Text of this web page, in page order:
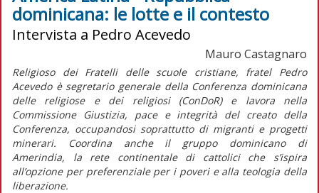
dominicana: le lotte e il contesto
Intervista a Pedro Acevedo
Mauro Castagnaro
Religioso dei Fratelli delle scuole cristiane, fratel Pedro
Acevedo è segretario generale della Conferenza dominicana
delle religiose e dei religiosi (ConDoR) e lavora nella
Commissione Giustizia, pace e integrità del creato della
Conferenza, occupandosi soprattutto di migranti e progetti
minerari. Coordina anche il gruppo dominicano di
Amerindia, la rete continentale di cattolici che s’ispira
all’opzione per preferenziale per i poveri e alla teologia della
liberazione.